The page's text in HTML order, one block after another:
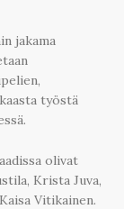
jakama
työstä
olivat
Krista Juva,
Vitikainen.